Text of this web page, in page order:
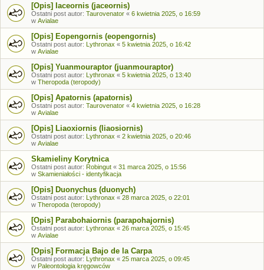
[Opis] Iaceornis (jaceornis)
Ostatni post autor: Taurovenator « 6 kwietnia 2025, o 16:59
w Avialae
[Opis] Eopengornis (eopengornis)
Ostatni post autor: Lythronax « 5 kwietnia 2025, o 16:42
w Avialae
[Opis] Yuanmouraptor (juanmouraptor)
Ostatni post autor: Lythronax « 5 kwietnia 2025, o 13:40
w Theropoda (teropody)
[Opis] Apatornis (apatornis)
Ostatni post autor: Taurovenator « 4 kwietnia 2025, o 16:28
w Avialae
[Opis] Liaoxiornis (liaosiornis)
Ostatni post autor: Lythronax « 2 kwietnia 2025, o 20:46
w Avialae
Skamieliny Korytnica
Ostatni post autor: Robingut « 31 marca 2025, o 15:56
w Skamieniałości - identyfikacja
[Opis] Duonychus (duonych)
Ostatni post autor: Lythronax « 28 marca 2025, o 22:01
w Theropoda (teropody)
[Opis] Parabohaiornis (parapohajornis)
Ostatni post autor: Lythronax « 26 marca 2025, o 15:45
w Avialae
[Opis] Formacja Bajo de la Carpa
Ostatni post autor: Lythronax « 25 marca 2025, o 09:45
w Paleontologia kręgowców